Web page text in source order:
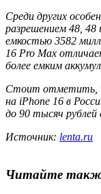
Среди других
разрешением 48, 48
емкостью 3582
16 Pro Max
более емким
Стоит отметить,
на iPhone 16 в
до 90 тысяч
Источник: lenta.ru
Читайте